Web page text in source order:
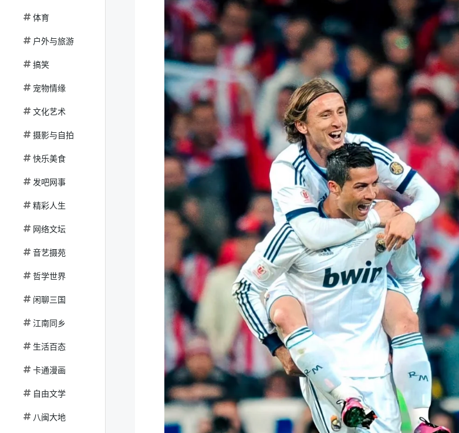
体育
户外与旅游
搞笑
宠物情缘
文化艺术
摄影与自拍
快乐美食
发吧网事
精彩人生
网络文坛
音艺摄苑
哲学世界
闲聊三国
江南同乡
生活百态
卡通漫画
自由文学
八闽大地